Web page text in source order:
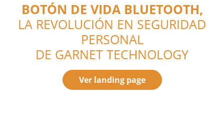
BOTÓN DE VIDA BLUETOOTH,
LA REVOLUCIÓN EN SEGURIDAD
PERSONAL
DE GARNET TECHNOLOGY
Ver landing page